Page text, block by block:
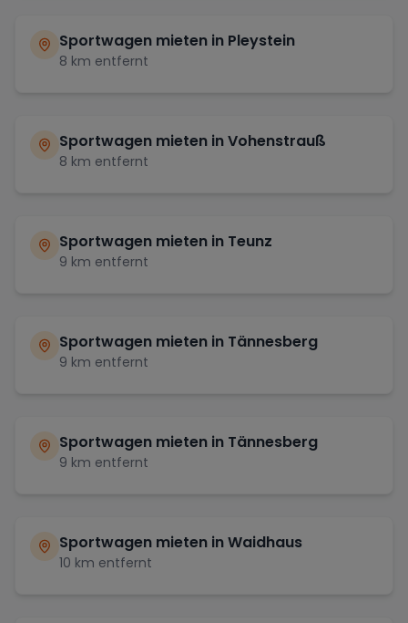
Sportwagen mieten in Pleystein
8 km entfernt
Sportwagen mieten inVohenstrauß
8 km entfernt
Sportwagen mieten in Teunz
9 km entfernt
Sportwagen mieten in Tännesberg
9 km entfernt
Sportwagen mieten in Tännesberg
9 km entfernt
Sportwagen mieten inWaidhaus
10 km entfernt